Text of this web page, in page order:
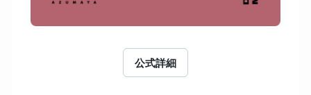
公式詳細